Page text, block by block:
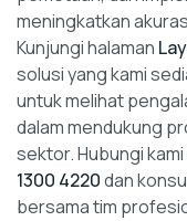
meningkatkan
Kunjungi halaman
solusi yang kami
untuk melihat
dalam mendukung
sektor. Hubungi
1300 4220dan
bersama tim